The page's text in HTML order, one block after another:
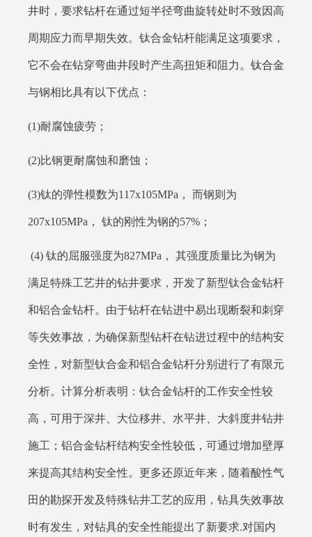
井时，要求钻杆在通过短半径弯曲旋转处时不致因高
周期应力而早期失效。钛合金钻杆能满足这项要求，
它不会在钻穿弯曲井段时产生高扭矩和阻力。 钛合金
与钢相比具有以下优点：
(1)耐腐蚀疲劳；
(2)比钢更耐腐蚀和磨蚀；
(3)钛的弹性模数为117x105MPa， 而钢则为
207x105MPa， 钛的刚性为钢的57%；
(4) 钛的屈服强度为827MPa， 其强度质量比为钢为
满足特殊工艺井的钻井要求，开发了新型钛合金钻杆
和铝合金钻杆。由于钻杆在钻进中易出现断裂和刺穿
等失效事故，为确保新型钻杆在钻进过程中的结构安
全性，对新型钛合金和铝合金钻杆分别进行了有限元
分析。计算分析表明：钛合金钻杆的工作安全性较
高，可用于深井、大位移井、水平井、大斜度井钻井
施工；铝合金钻杆结构安全性较低，可通过增加壁厚
来提高其结构安全性。更多还原近年来，随着酸性气
田的勘探开发及特殊钻井工艺的应用，钻具失效事故
时有发生，对钻具的安全性能提出了新要求.对国内